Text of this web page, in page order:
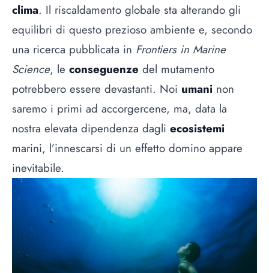
clima. Il riscaldamento globale sta alterando gli
equilibri di questo prezioso ambiente e, secondo
una ricerca pubblicata in Frontiers in Marine
Science, le conseguenze del mutamento
potrebbero essere devastanti. Noi umani non
saremo i primi ad accorgercene, ma, data la
nostra elevata dipendenza dagli ecosistemi
marini, l’innescarsi di un effetto domino appare
inevitabile.